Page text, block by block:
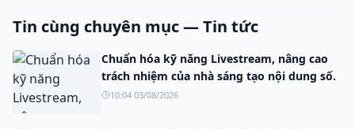
Tin cùng chuyên mục — Tin tức
Chuẩn hóa kỹ năng Livestream, nâng cao
trách nhiệm của nhà sáng tạo nội dung số.
10:04 03/08/2026